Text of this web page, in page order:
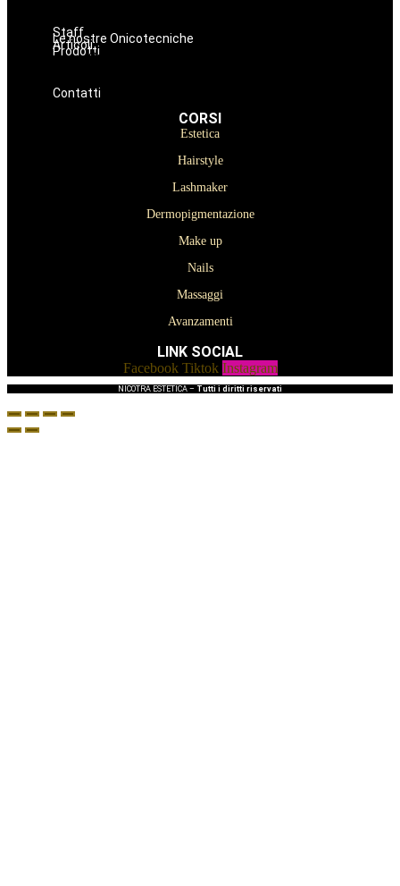
Staff
Le nostre Onicotecniche
Articoli
ProdottiOniconails
Prodotti per ricostruzione unghie
Contatti
CORSI
Estetica
Hairstyle
Lashmaker
Dermopigmentazione
Make up
Nails
Massaggi
Avanzamenti
LINK SOCIAL
Facebook Tiktok Instagram
NICOTRA ESTETICA – Tutti i diritti riservati